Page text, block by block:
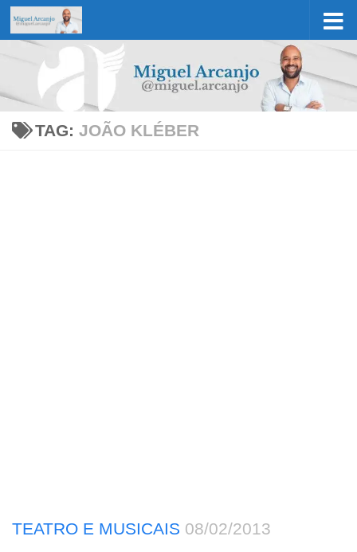
Skip to content
TAG: JOÃO KLÉBER
TEATRO E MUSICAIS 08/02/2013